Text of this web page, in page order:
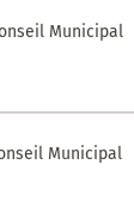
Municipal
Municipal